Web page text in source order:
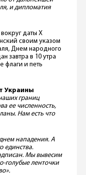
и дипломатия
даты Х
своим указом
Днем народного
завтра в 10 утра
флаги и петь
Украины
границ
ее численность,
Нам есть что
​​нападения. А
единства.
Мы вывесим
голубые ленточки